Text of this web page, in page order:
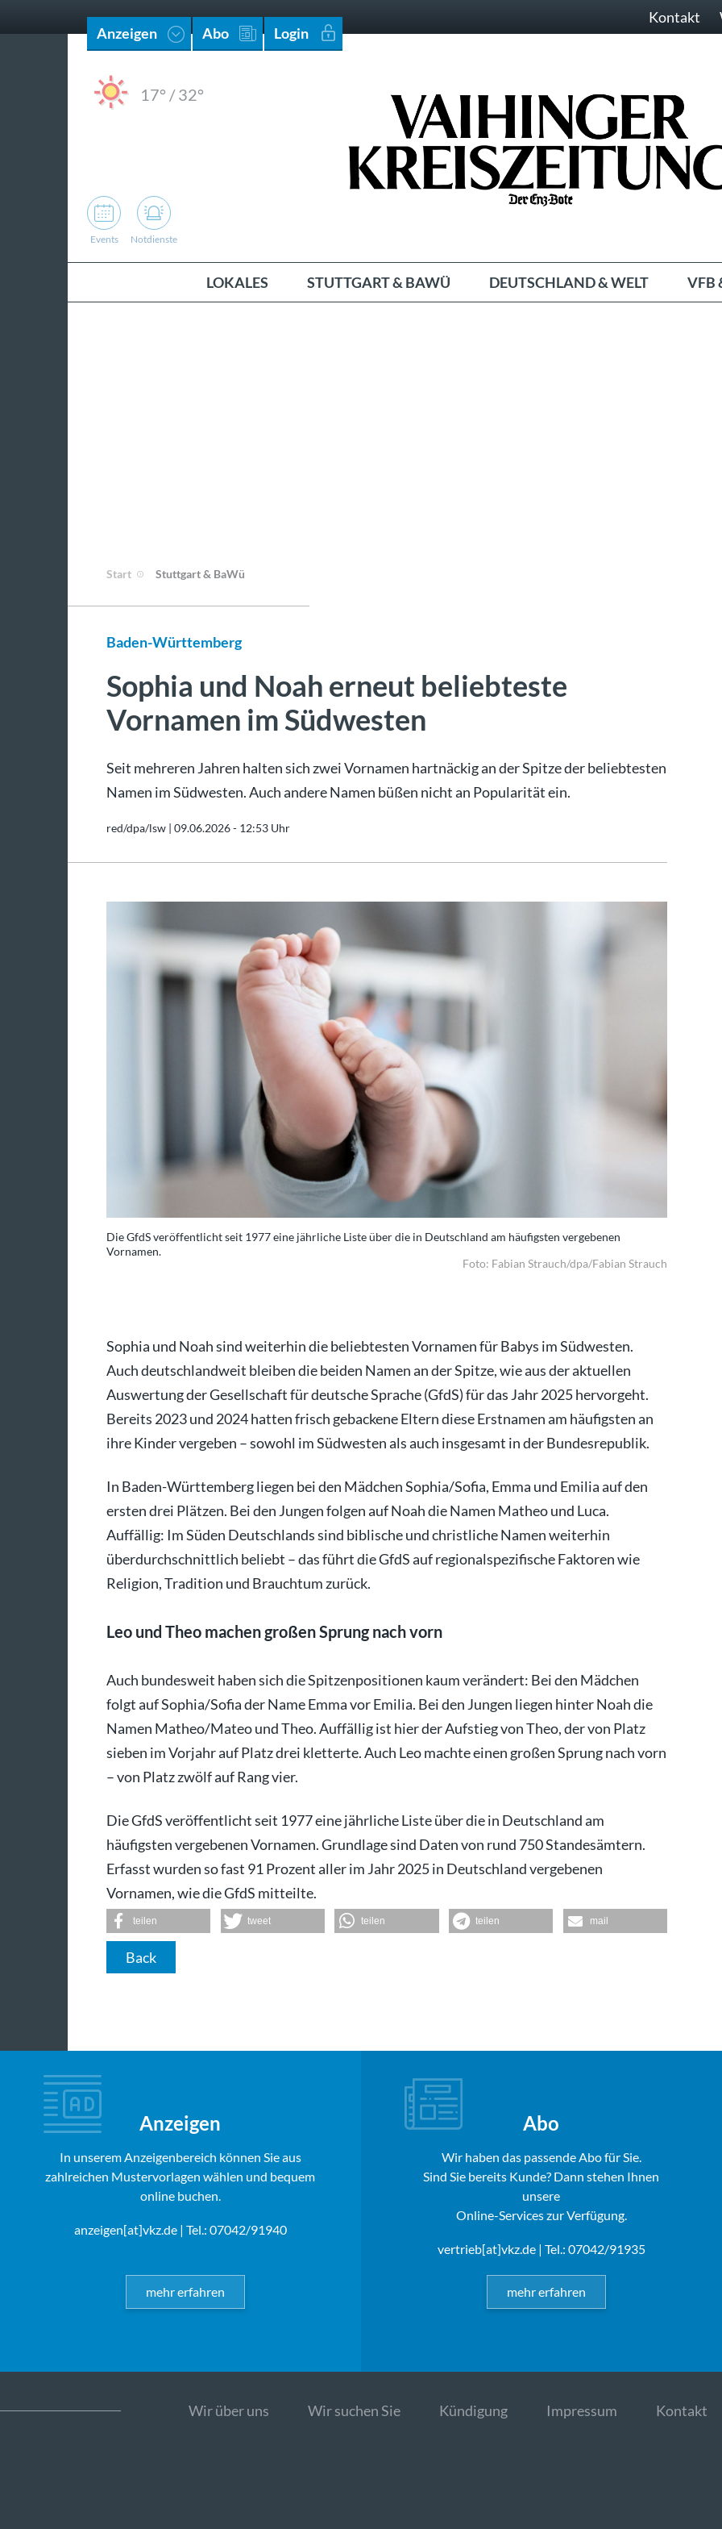
Anzeigen Abo Login
Kontakt
17° /32°
Events Notdienste
LOKALES STUTTGART & BAWÜ DEUTSCHLAND & WELT VFB
Start Stuttgart & BaWü
Baden-Württemberg
Sophia und Noah erneut beliebteste
Vornamen im Südwesten
Seit mehreren Jahren halten sich zwei Vornamen hartnäckig an der Spitze der beliebtesten
Namen im Südwesten. Auch andere Namen büßen nicht an Popularität ein.
red/dpa/lsw | 09.06.2026 - 12:53 Uhr
Die GfdS veröffentlicht seit 1977 eine jährliche Liste über die in Deutschland am häufigsten vergebenen
Vornamen.
Foto: Fabian Strauch/dpa/Fabian Strauch
Sophia und Noah sind weiterhin die beliebtesten Vornamen für Babys im Südwesten.
Auch deutschlandweit bleiben die beiden Namen an der Spitze, wie aus der aktuellen
Auswertung der Gesellschaft für deutsche Sprache (GfdS) für das Jahr 2025 hervorgeht.
Bereits 2023 und 2024 hatten frisch gebackene Eltern diese Erstnamen am häufigsten an
ihre Kinder vergeben – sowohl im Südwesten als auch insgesamt in der Bundesrepublik.
In Baden-Württemberg liegen bei den Mädchen Sophia/Sofia, Emma und Emilia auf den
ersten drei Plätzen. Bei den Jungen folgen auf Noah die Namen Matheo und Luca.
Auffällig: Im Süden Deutschlands sind biblische und christliche Namen weiterhin
überdurchschnittlich beliebt – das führt die GfdS auf regionalspezifische Faktoren wie
Religion, Tradition und Brauchtum zurück.
Leo und Theo machen großen Sprung nach vorn
Auch bundesweit haben sich die Spitzenpositionen kaum verändert: Bei den Mädchen
folgt auf Sophia/Sofia der Name Emma vor Emilia. Bei den Jungen liegen hinter Noah die
Namen Matheo/Mateo und Theo. Auffällig ist hier der Aufstieg von Theo, der von Platz
sieben im Vorjahr auf Platz drei kletterte. Auch Leo machte einen großen Sprung nach vorn
– von Platz zwölf auf Rang vier.
Die GfdS veröffentlicht seit 1977 eine jährliche Liste über die in Deutschland am
häufigsten vergebenen Vornamen. Grundlage sind Daten von rund 750 Standesämtern.
Erfasst wurden so fast 91 Prozent aller im Jahr 2025 in Deutschland vergebenen
Vornamen, wie die GfdS mitteilte.
teilen tweet teilen teilen mail
Back
Anzeigen
In unserem Anzeigenbereich können Sie aus
zahlreichen Mustervorlagen wählen und bequem
online buchen.
anzeigen[at]vkz.de| Tel.: 07042/91940
mehr erfahren
Abo
Wir haben das passende Abo für Sie.
Sind Sie bereits Kunde? Dann stehen Ihnen
unsere
Online-Services zur Verfügung.
vertrieb[at]vkz.de| Tel.: 07042/91935
mehr erfahren
Wir über uns Wir suchen Sie Kündigung Impressum Kontakt